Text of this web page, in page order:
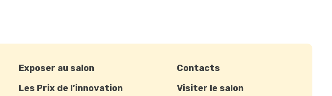
Exposer au salon
Les Prix de l’innovation
Contacts
Visiter le salon